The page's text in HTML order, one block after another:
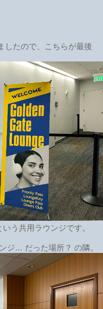
したので、こちらが最後
う共用ラウンジです。
ジ… だった場所？ の隣。